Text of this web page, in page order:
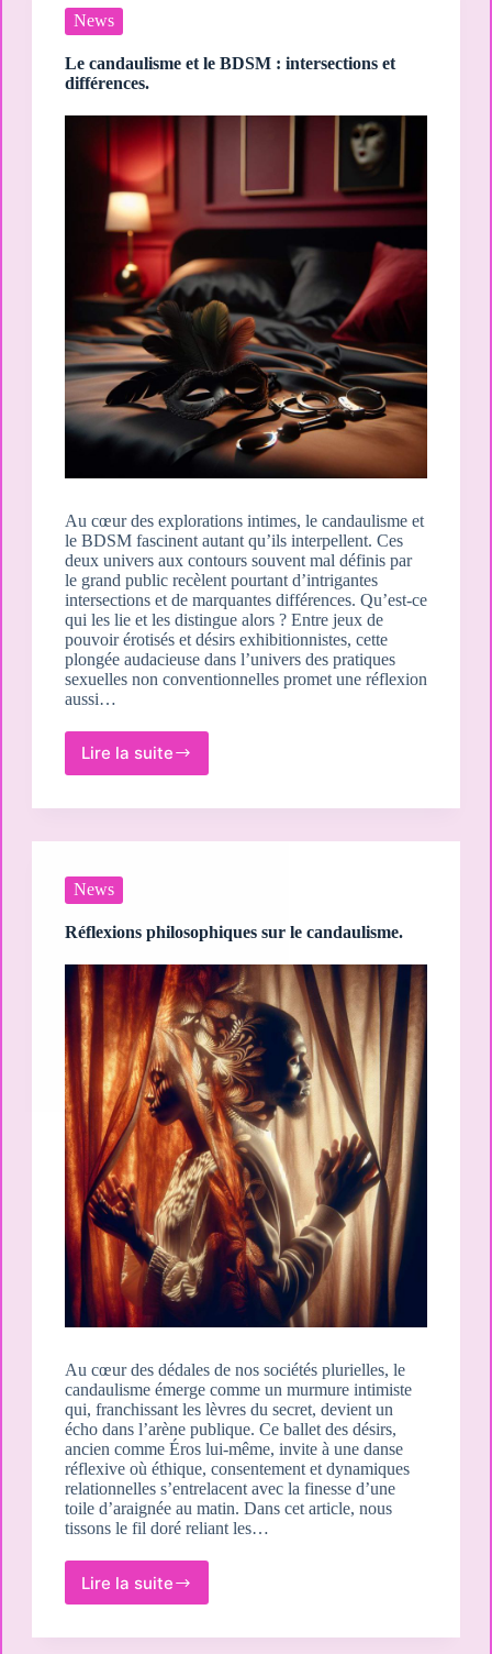
le
candaulisme.
News
Le candaulisme et le BDSM : intersections et
différences.
Au cœur des explorations intimes, le candaulisme et
le BDSM fascinent autant qu’ils interpellent. Ces
deux univers aux contours souvent mal définis par
le grand public recèlent pourtant d’intrigantes
intersections et de marquantes différences. Qu’est-ce
qui les lie et les distingue alors ? Entre jeux de
pouvoir érotisés et désirs exhibitionnistes, cette
plongée audacieuse dans l’univers des pratiques
sexuelles non conventionnelles promet une réflexion
aussi…
Lire la suite
Le
et
BDSM
différences.
News
Réflexions philosophiques sur le candaulisme.
Au cœur des dédales de nos sociétés plurielles, le
candaulisme émerge comme un murmure intimiste
qui, franchissant les lèvres du secret, devient un
écho dans l’arène publique. Ce ballet des désirs,
ancien comme Éros lui-même, invite à une danse
réflexive où éthique, consentement et dynamiques
relationnelles s’entrelacent avec la finesse d’une
toile d’araignée au matin. Dans cet article, nous
tissons le fil doré reliant les…
Lire la suiteRéflexions
sur